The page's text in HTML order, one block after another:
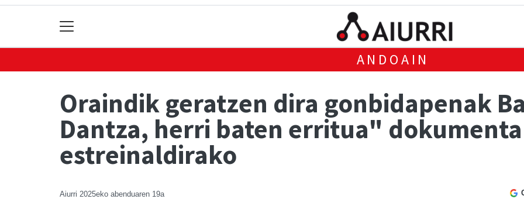
ANDOAIN
Oraindik geratzen dira gonbidapenak
Dantza, herri baten erritua"
estreinaldirako
Aiurri 2025eko abenduaren 19a